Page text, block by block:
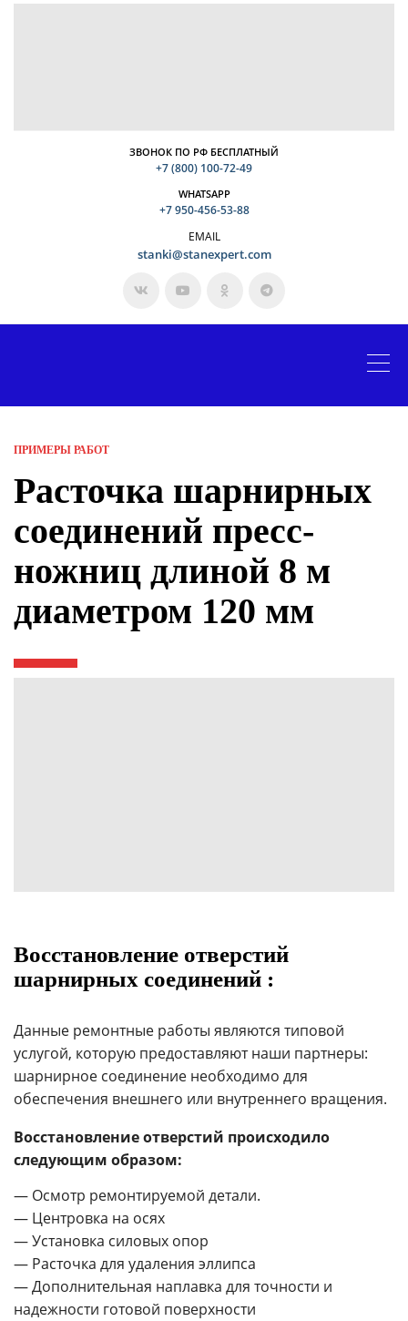
ЗВОНОК ПО РФ БЕСПЛАТНЫЙ
+7 (800) 100-72-49
WHATSAPP
+7 950-456-53-88
EMAIL
stanki@stanexpert.com
ПРИМЕРЫ РАБОТ
Расточка шарнирных
соединений пресс-
ножниц длиной 8 м
диаметром 120 мм
Восстановление отверстий
шарнирных соединений :
Данные ремонтные работы являются типовой
услугой, которую предоставляют наши партнеры:
шарнирное соединение необходимо для
обеспечения внешнего или внутреннего вращения.
Восстановление отверстий происходило
следующим образом:
— Осмотр ремонтируемой детали.
— Центровка на осях
— Установка силовых опор
— Расточка для удаления эллипса
— Дополнительная наплавка для точности и
надежности готовой поверхности